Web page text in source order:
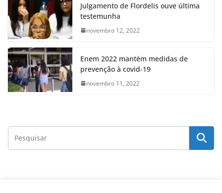
Julgamento de Flordelis ouve última
testemunha
novembro 12, 2022
Enem 2022 mantém medidas de
prevenção à covid-19
novembro 11, 2022